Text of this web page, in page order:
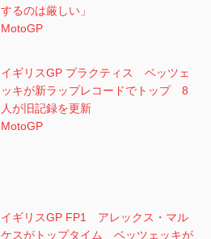
するのは厳しい」
MotoGP
イギリスGP プラクティス ベッツェ
ッキが新ラップレコードでトップ 8
人が旧記録を更新
MotoGP
イギリスGP FP1 アレックス・マル
ケスがトップタイム ベッツェッキが